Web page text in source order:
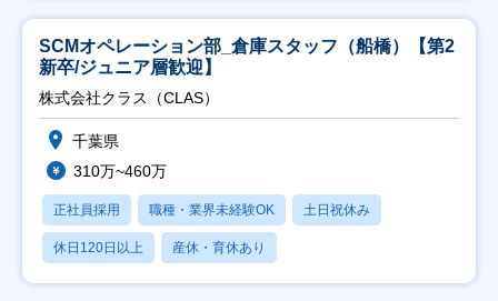
SCMオペレーション部_倉庫スタッフ（船橋）【第2
新卒/ジュニア層歓迎】
株式会社クラス（CLAS）
千葉県
310万~460万
正社員採用 職種・業界未経験OK 土日祝休み
休日120日以上 産休・育休あり